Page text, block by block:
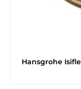
Hansgrohe